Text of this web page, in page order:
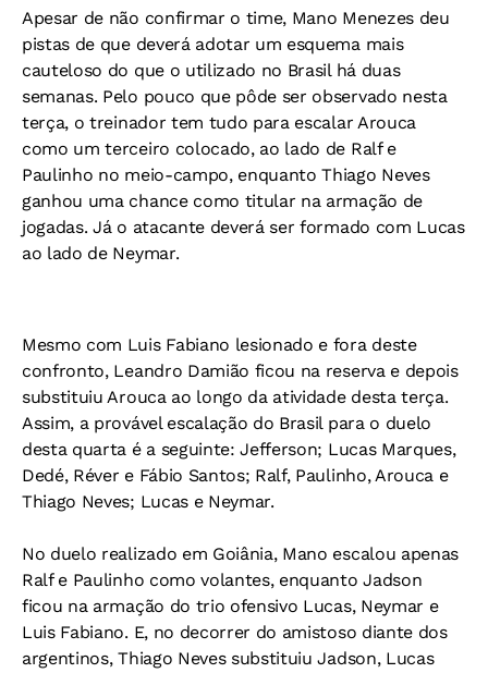
Apesar de não confirmar o time, Mano Menezes deu
pistas de que deverá adotar um esquema mais
cauteloso do que o utilizado no Brasil há duas
semanas. Pelo pouco que pôde ser observado nesta
terça, o treinador tem tudo para escalar Arouca
como um terceiro colocado, ao lado de Ralf e
Paulinho no meio-campo, enquanto Thiago Neves
ganhou uma chance como titular na armação de
jogadas. Já o atacante deverá ser formado com Lucas
ao lado de Neymar.
Mesmo com Luis Fabiano lesionado e fora deste
confronto, Leandro Damião ficou na reserva e depois
substituiu Arouca ao longo da atividade desta terça.
Assim, a provável escalação do Brasil para o duelo
desta quarta é a seguinte: Jefferson; Lucas Marques,
Dedé, Réver e Fábio Santos; Ralf, Paulinho, Arouca e
Thiago Neves; Lucas e Neymar.
No duelo realizado em Goiânia, Mano escalou apenas
Ralf e Paulinho como volantes, enquanto Jadson
ficou na armação do trio ofensivo Lucas, Neymar e
Luis Fabiano. E, no decorrer do amistoso diante dos
argentinos, Thiago Neves substituiu Jadson, Lucas